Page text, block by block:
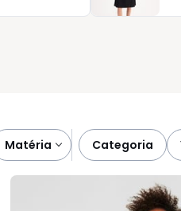
o equilíbrio perfeito entre
matéria categoria